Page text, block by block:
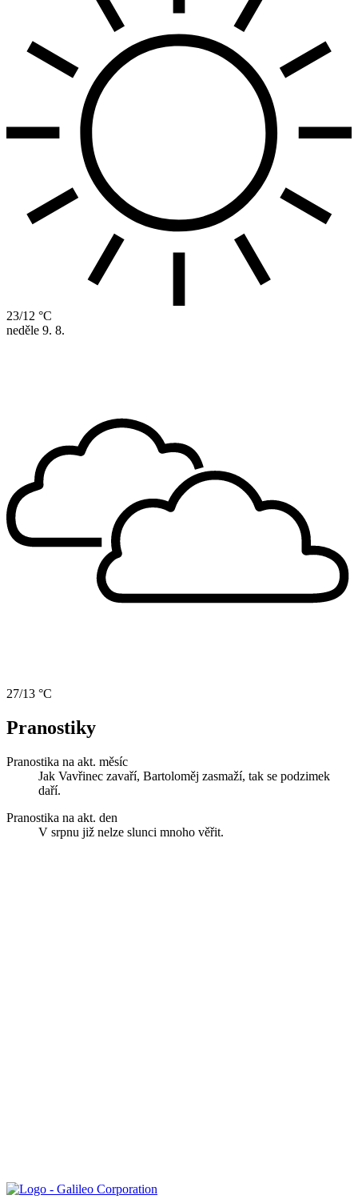
23/12 °C
neděle 9. 8.
27/13 °C
Pranostiky
Pranostika na akt. měsíc
Jak Vavřinec zavaří, Bartoloměj zasmaží, tak se podzimek
daří.
Pranostika na akt. den
V srpnu již nelze slunci mnoho věřit.